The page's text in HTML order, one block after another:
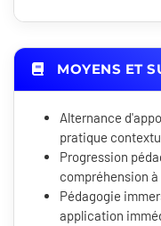
MOYENS ET
Alternance
pratique
Progression
compréhension
Pédagogie
application